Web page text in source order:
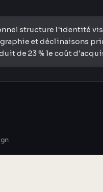
structure l'identité
et déclinaisons
de 23 % le coût